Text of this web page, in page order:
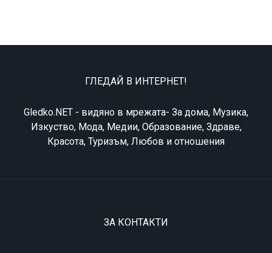
ГЛЕДАЙ В ИНТЕРНЕТ!
Gledko.NET - видяно в мрежата- За дома, Музика,
Изкуство, Мода, Медии, Образование, Здраве,
Красота, Туризъм, Любов и отношения
ЗА КОНТАКТИ